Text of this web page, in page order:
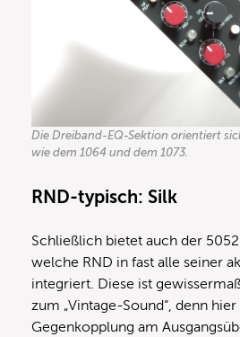
Die Dreiband-EQ-Sektion orientiert
wie dem 1064 und dem 1073.
RND-typisch: Silk
Schließlich bietet auch der
welche RND in fast alle seiner
integriert. Diese ist
zum „Vintage-Sound“, denn
Gegenkopplung am